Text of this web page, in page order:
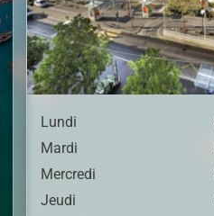
Lundi
Mardi
Mercredi
Jeudi